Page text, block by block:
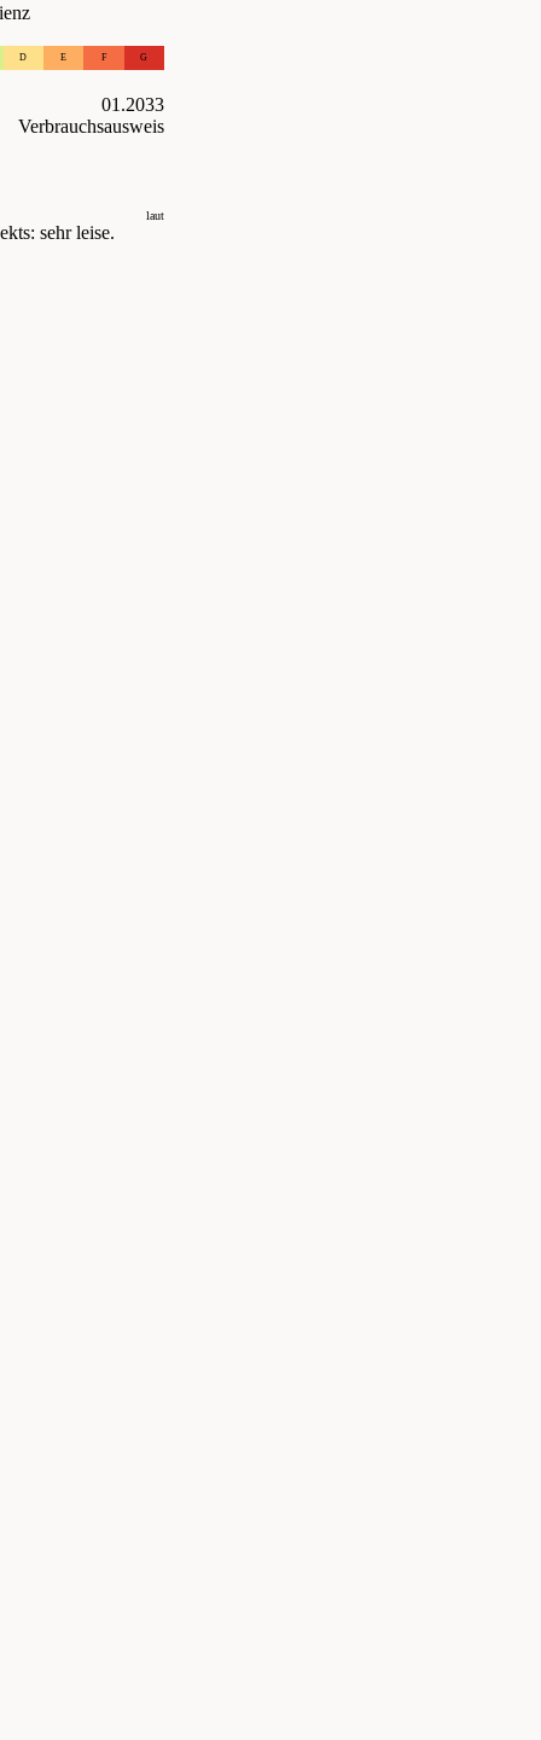
D E F G
01.2033
Verbrauchsausweis
laut
sehr leise.